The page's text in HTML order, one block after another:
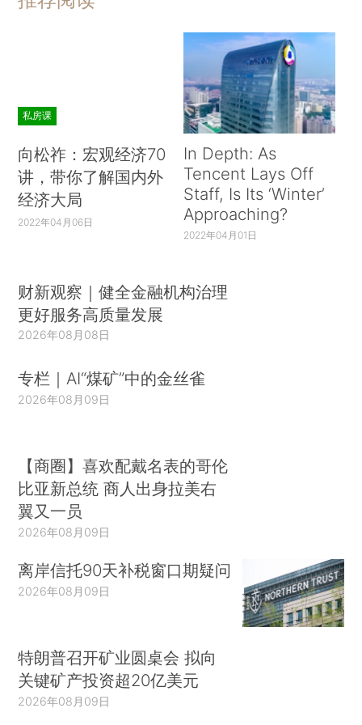
私房课
向松祚：宏观经济70
讲，带你了解国内外
经济大局
2022年04月06日
In Depth: As
Tencent Lays Off
Staff, Is Its ‘Winter’
Approaching?
2022年04月01日
财新观察｜健全金融机构治理
更好服务高质量发展
2026年08月08日
专栏｜AI“煤矿”中的金丝雀
2026年08月09日
【商圈】喜欢配戴名表的哥伦
比亚新总统 商人出身拉美右
翼又一员
2026年08月09日
离岸信托90天补税窗口期疑问
2026年08月09日
特朗普召开矿业圆桌会 拟向
关键矿产投资超20亿美元
2026年08月09日